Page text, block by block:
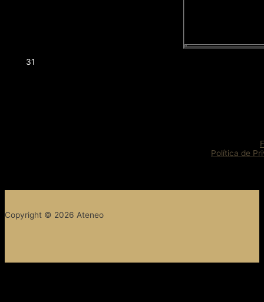
31
Política de
Copyright © 2026 Ateneo